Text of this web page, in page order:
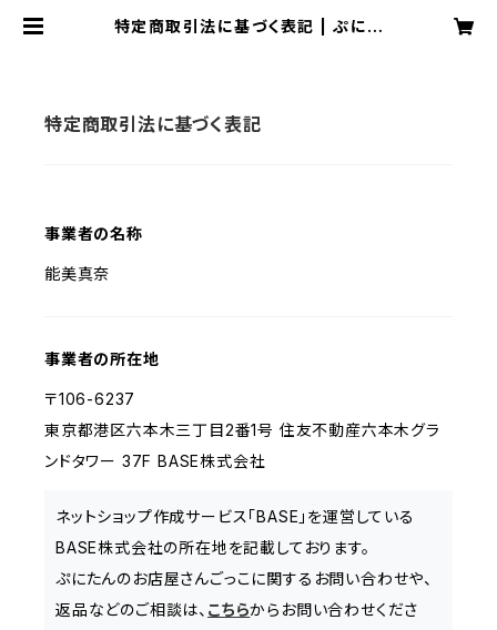
特定商取引法に基づく表記 | ぷにた
特定商取引法に基づく表記
事業者の名称
能美真奈
事業者の所在地
〒106-6237
東京都港区六本木三丁目2番1号 住友不動産六本木グラ
ンドタワー 37F BASE株式会社
ネットショップ作成サービス「BASE」を運営している
BASE株式会社の所在地を記載しております。
ぷにたんのお店屋さんごっこに関するお問い合わせや、
返品などのご相談は、 こちらからお問い合わせくださ